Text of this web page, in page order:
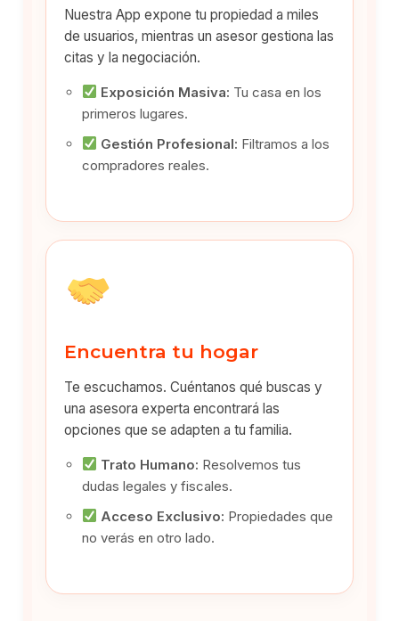
Nuestra App expone tu propiedad a miles
de usuarios, mientras un asesor gestiona las
citas y la negociación.
Exposición Masiva: Tu casa en los
primeros lugares.
Gestión Profesional: Filtramos a los
compradores reales.
Encuentra tu hogar
Te escuchamos. Cuéntanos qué buscas y
una asesora experta encontrará las
opciones que se adapten a tu familia.
Trato Humano: Resolvemos tus
dudas legales y fiscales.
Acceso Exclusivo: Propiedades que
no verás en otro lado.